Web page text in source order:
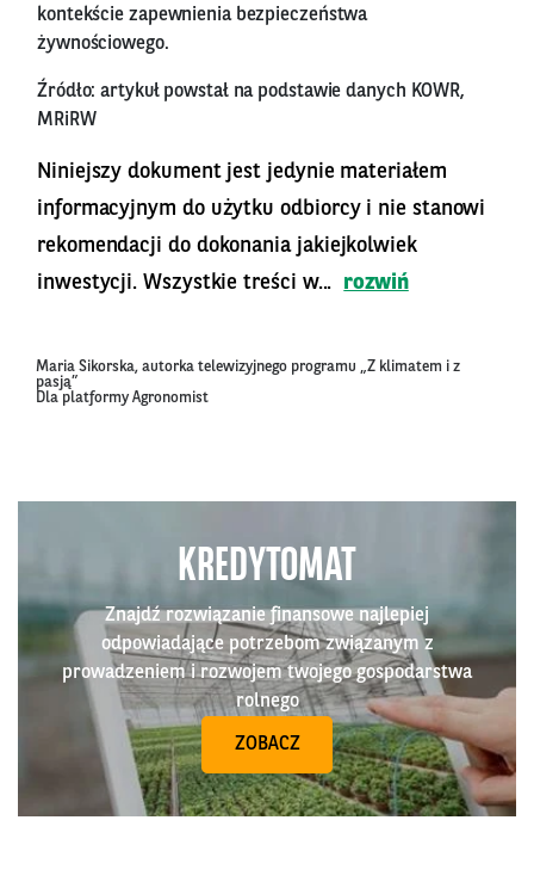
kontekście zapewnienia bezpieczeństwa
żywnościowego.
Źródło: artykuł powstał na podstawie danych KOWR,
MRiRW
Niniejszy dokument jest jedynie materiałem
informacyjnym do użytku odbiorcy i nie stanowi
rekomendacji do dokonania jakiejkolwiek
inwestycji. Wszystkie treści w...
rozwiń
Maria Sikorska, autorka telewizyjnego programu „Z klimatem i z
pasją”
Dla platformy Agronomist
KREDYTOMAT
Znajdź rozwiązanie finansowe najlepiej
odpowiadające potrzebom związanym z
prowadzeniem i rozwojem twojego gospodarstwa
rolnego
ZOBACZ